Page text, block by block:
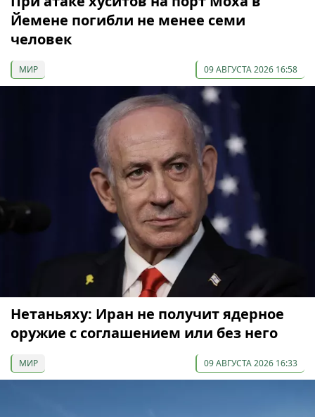
Йемене погибли не менее семи
человек
МИР 09 АВГУСТА 2026 16:58
Нетаньяху: Иран не получит ядерное
оружие с соглашением или без него
МИР 09 АВГУСТА 2026 16:33